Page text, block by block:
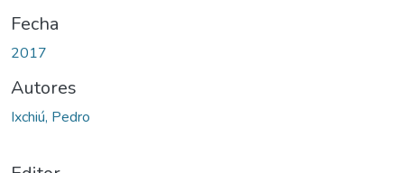
Fecha
2017
Autores
Ixchiú, Pedro